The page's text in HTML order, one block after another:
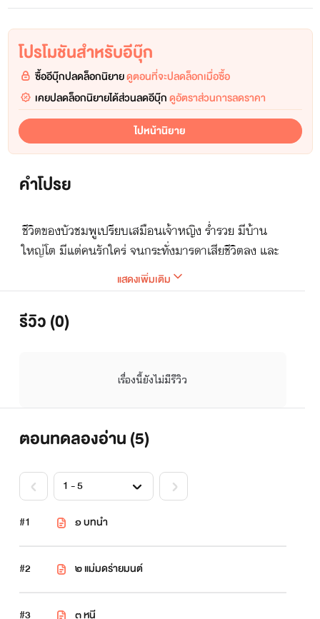
โปรโมชันสำหรับอีบุ๊ก
ซื้ออีบุ๊กปลดล็อกนิยายดูตอนที่จะปลดล็อกเมื่อซื้อ
เคยปลดล็อกนิยายได้ส่วนลดอีบุ๊กดูอัตราส่วนการลดราคา
ไปหน้านิยาย
คำโปรย
ชีวิตของบัวชมพูเปรียบเสมือนเจ้าหญิง ร่ำรวย มีบ้าน
ใหญ่โต มีแต่คนรักใคร่ จนกระทั่งมารดาเสียชีวิตลง และ
บิดาแต่งงานใหม่กับ ภัสสร เธอจึงกลายเป็นนางฟ้าตก
สวรรค์ จนกระทั่งต้องกลายเป็นสาวบำเรอกามของหัว
ขโมยผู้หล่อเหลาทั้งเจ็ด เพื่อเอาชีวิตรอด
แสดงเพิ่มเติม
รีวิว (0)
เรื่องนี้ยังไม่มีรีวิว
ตอนทดลองอ่าน (5)
#1 ๑ บทนำ
#2 ๒ แม่มดร่ายมนต์
#3 ๓ หนี